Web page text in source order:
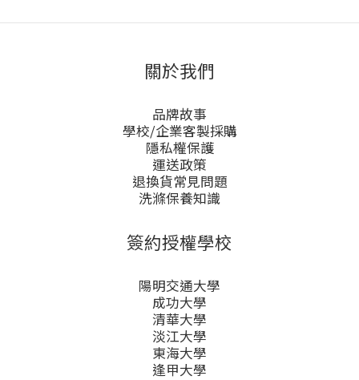
關於我們
品牌故事
學校/企業客製採購
隱私權保護
運送政策
退換貨常見問題
洗滌保養知識
簽約授權學校
陽明交通大學
成功大學
清華大學
淡江大學
東海大學
逢甲大學